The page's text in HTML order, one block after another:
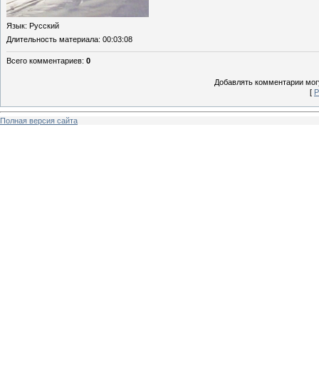
Язык: Русский
Длительность материала: 00:03:08
Всего комментариев: 0
Добавлять комментарии
[
Полная версия сайта